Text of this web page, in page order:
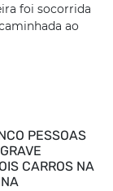
foi socorrida
ao
PESSOAS
CARROS NA